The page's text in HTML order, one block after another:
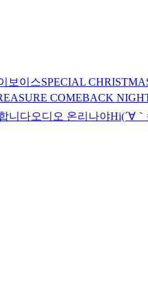
보이스SPECIAL
COMEBACK
니다오디오 온리 나야Hi(´∀